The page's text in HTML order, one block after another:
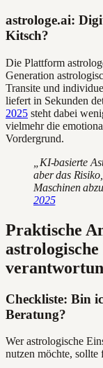
astrologe.ai:
Kitsch?
Die Plattform
Generation
Transite und
liefert in Sekunden
2025 steht dabei
vielmehr die
Vordergrund.
„KI-basierte
aber das
Maschinen
2025
Praktische
Checkliste: Bin
Beratung?
Wer astrologische
nutzen möchte, sollte